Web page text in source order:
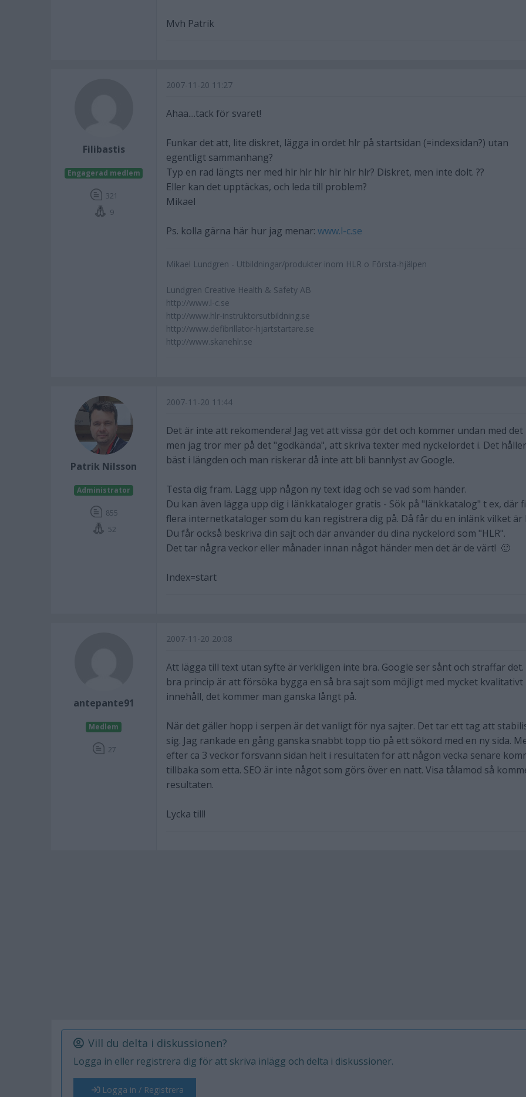
Mvh Patrik
Filibastis
Engagerad medlem
321
9
2007-11-20 11:27
Ahaa....tack för svaret!
Funkar det att, lite diskret, lägga in ordet hlr på startsidan (=indexsidan?) utan
egentligt sammanhang?
Typ en rad längts ner med hlr hlr hlr hlr hlr hlr? Diskret, men inte dolt. ??
Eller kan det upptäckas, och leda till problem?
Mikael
Ps. kolla gärna här hur jag menar: www.l-c.se
Mikael Lundgren - Utbildningar/produkter inom HLR o Första-hjälpen
Lundgren Creative Health & Safety AB
http://www.l-c.se
http://www.hlr-instruktorsutbildning.se
http://www.defibrillator-hjartstartare.se
http://www.skanehlr.se
Patrik Nilsson
Administrator
855
52
2007-11-20 11:44
Det är inte att rekomendera! Jag vet att vissa gör det och kommer undan med det
men jag tror mer på det "godkända", att skriva texter med nyckelordet i. Det håller
bäst i längden och man riskerar då inte att bli bannlyst av Google.
Testa dig fram. Lägg upp någon ny text idag och se vad som händer.
Du kan även lägga upp dig i länkkataloger gratis - Sök på "länkkatalog" t ex, där
flera internetkataloger som du kan registrera dig på. Då får du en inlänk vilket är
Du får också beskriva din sajt och där använder du dina nyckelord som "HLR".
Det tar några veckor eller månader innan något händer men det är de värt! 🙂
Index=start
antepante91
Medlem
27
2007-11-20 20:08
Att lägga till text utan syfte är verkligen inte bra. Google ser sånt och straffar det.
bra princip är att försöka bygga en så bra sajt som möjligt med mycket kvalitativt
innehåll, det kommer man ganska långt på.
När det gäller hopp i serpen är det vanligt för nya sajter. Det tar ett tag att
sig. Jag rankade en gång ganska snabbt topp tio på ett sökord med en ny sida.
efter ca 3 veckor försvann sidan helt i resultaten för att någon vecka senare
tillbaka som etta. SEO är inte något som görs över en natt. Visa tålamod så
resultaten.
Lycka till!
Vill du delta i diskussionen?
Logga in eller registrera dig för att skriva inlägg och delta i diskussioner.
Logga in / Registrera